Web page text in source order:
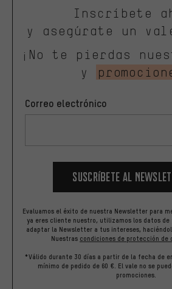
Inscríbete
y asegúrate un
¡No te pierdas
y
Correo electrónico
Suscríbete al
Evaluamos el éxito de nuestra Newsletter para
ya eres cliente nuestro, utilizamos los datos de
adaptar la Newsletter a tus intereses,
Nuestras condiciones de protección de
*Válido durante 30 días a partir de la fecha de
mínimo de pedido de 60 €. El vale no se
promociones.